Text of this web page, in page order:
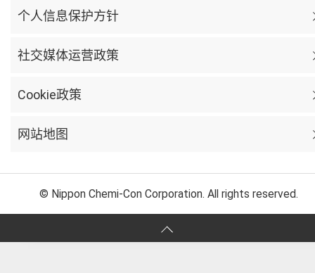
个人信息保护方针
社交媒体运营政策
Cookie政策
网站地图
© Nippon Chemi-Con Corporation. All rights reserved.